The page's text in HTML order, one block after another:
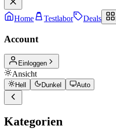
Home Testlabor Deals
Account
Einloggen
Ansicht
Hell Dunkel Auto
Kategorien